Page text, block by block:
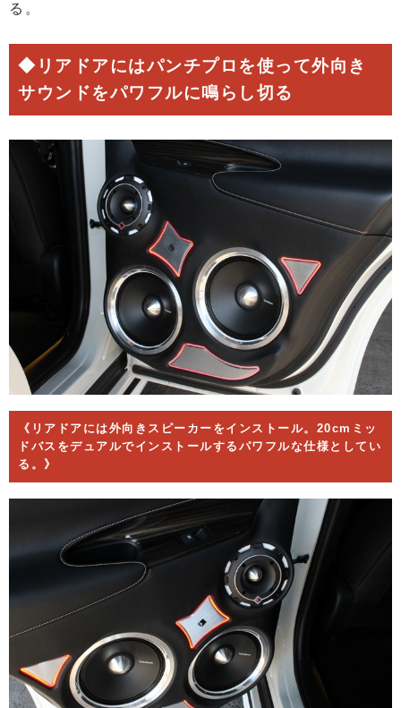
る。
◆リアドアにはパンチプロを使って外向き
サウンドをパワフルに鳴らし切る
《リアドアには外向きスピーカーをインストール。20cmミッ
ドバスをデュアルでインストールするパワフルな仕様としてい
る。》